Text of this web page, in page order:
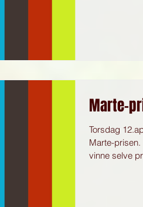
Marte-
Torsdag
Marte-
vinne selve